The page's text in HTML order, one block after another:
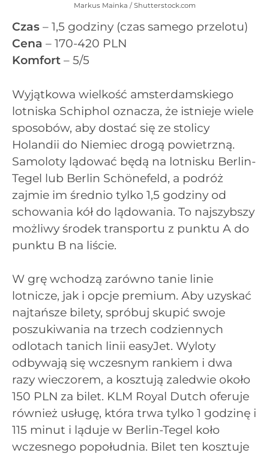
Markus Mainka / Shutterstock.com
Czas – 1,5 godziny (czas samego przelotu)
Cena – 170-420 PLN
Komfort – 5/5
Wyjątkowa wielkość amsterdamskiego
lotniska Schiphol oznacza, że istnieje wiele
sposobów, aby dostać się ze stolicy
Holandii do Niemiec drogą powietrzną.
Samoloty lądować będą na lotnisku Berlin-
Tegel lub Berlin Schönefeld, a podróż
zajmie im średnio tylko 1,5 godziny od
schowania kół do lądowania. To najszybszy
możliwy środek transportu z punktu A do
punktu B na liście.
W grę wchodzą zarówno tanie linie
lotnicze, jak i opcje premium. Aby uzyskać
najtańsze bilety, spróbuj skupić swoje
poszukiwania na trzech codziennych
odlotach tanich linii easyJet. Wyloty
odbywają się wczesnym rankiem i dwa
razy wieczorem, a kosztują zaledwie około
150 PLN za bilet. KLM Royal Dutch oferuje
również usługę, która trwa tylko 1 godzinę i
115 minut i ląduje w Berlin-Tegel koło
wczesnego popołudnia. Bilet ten kosztuje